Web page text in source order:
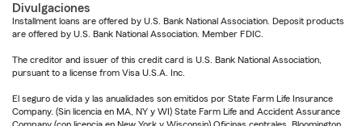
Divulgaciones
Installment loans are offered by U.S. Bank National Association. Deposit products
are offered by U.S. Bank National Association. Member FDIC.
The creditor and issuer of this credit card is U.S. Bank National Association,
pursuant to a license from Visa U.S.A. Inc.
El seguro de vida y las anualidades son emitidos por State Farm Life Insurance
Company. (Sin licencia en MA, NY y WI) State Farm Life and Accident Assurance